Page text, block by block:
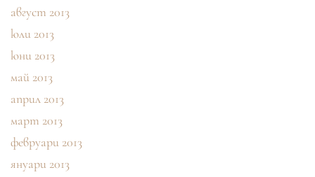
август 2013
юли 2013
юни 2013
май 2013
април 2013
март 2013
февруари 2013
януари 2013